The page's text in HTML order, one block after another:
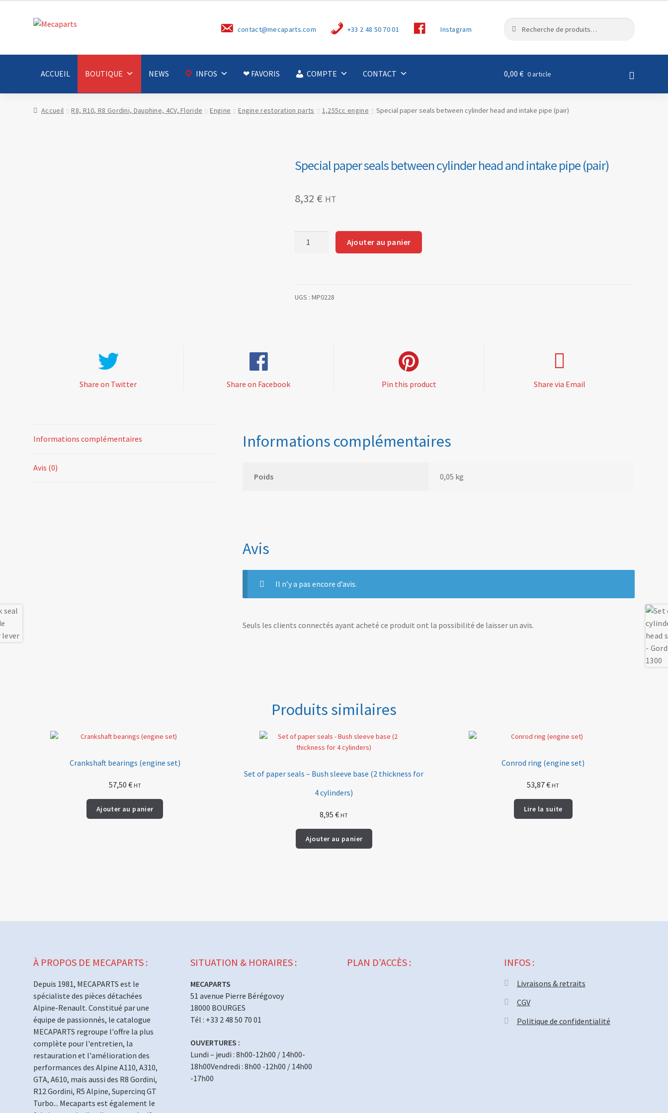
Aller
Aller
contact@mecaparts.com +33 2 48 50 70 01
e
Instagram
Recherche
R
h
r
e
ACCUEIL BOUTIQUE NEWS INFOS ❤ FAVORIS COMPTE CONTACT 0,00 € 0 article
Accueil R8, R10, R8 Gordini, Dauphine, 4CV, Floride Engine Engine restoration parts 1,255cc engine Special paper seals between cylinder head and intake pipe (pair)
Special paper seals between cylinder head and intake pipe (pair)
8,32 € HT
between
Ajouter au panier
UGS :MP0228
Share on Twitter Share on Facebook Pin this product Share via Email
Informations complémentaires
Avis (0)
Informations complémentaires
Poids 0,05 kg
Avis
Il n’y a pas encore d’avis.
Seuls les clients connectés ayant acheté ce produit ont la possibilité de laisser un avis.
Produits similaires
Crankshaft bearings (engine set)
57,50 € HT
Ajouter au panier
Set of paper seals – Bush sleeve base (2 thickness for
4 cylinders)
8,95€ HT
Ajouter au panier
Conrod ring (engine set)
53,87€ HT
Lire la suite
À PROPOS DE MECAPARTS :
Depuis 1981, MECAPARTS est le
spécialiste des pièces détachées
Alpine-Renault. Constitué par une
équipe de passionnés, le catalogue
MECAPARTS regroupe l'offre la plus
complète pour l'entretien, la
restauration et l'amélioration des
performances des Alpine A110, A310,
GTA, A610, mais aussi des R8 Gordini,
R12 Gordini, R5 Alpine, Supercinq GT
Turbo... Mecaparts est également le
SITUATION & HORAIRES :
MECAPARTS
51 avenue Pierre Bérégovoy
18000 BOURGES
Tél : +33 2 48 50 70 01
OUVERTURES :
Lundi – jeudi : 8h00-12h00 / 14h00-
18h00Vendredi : 8h00 -12h00 / 14h00
-17h00
PLAN D’ACCÈS : INFOS :
Livraisons & retraits
CGV
Politique de confidentialité